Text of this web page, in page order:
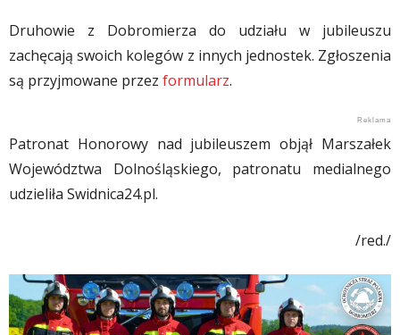
Druhowie z Dobromierza do udziału w jubileuszu
zachęcają swoich kolegów z innych jednostek. Zgłoszenia
są przyjmowane przez formularz.
Patronat Honorowy nad jubileuszem objął Marszałek
Województwa Dolnośląskiego, patronatu medialnego
udzieliła Swidnica24.pl.
/red./